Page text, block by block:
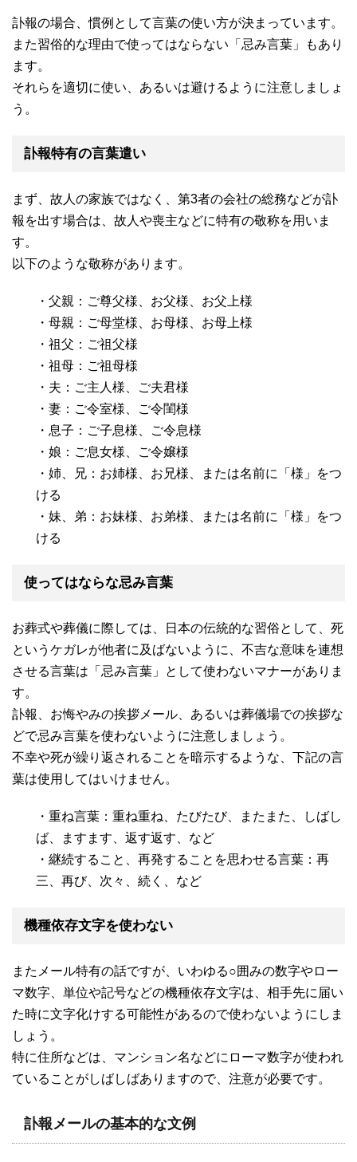
訃報の場合、慣例として言葉の使い方が決まっています。
また習俗的な理由で使ってはならない「忌み言葉」もあり
ます。
それらを適切に使い、あるいは避けるように注意しましょ
う。
訃報特有の言葉遣い
まず、故人の家族ではなく、第3者の会社の総務などが訃
報を出す場合は、故人や喪主などに特有の敬称を用いま
す。
以下のような敬称があります。
・父親：ご尊父様、お父様、お父上様
・母親：ご母堂様、お母様、お母上様
・祖父：ご祖父様
・祖母：ご祖母様
・夫：ご主人様、ご夫君様
・妻：ご令室様、ご令閨様
・息子：ご子息様、ご令息様
・娘：ご息女様、ご令嬢様
・姉、兄：お姉様、お兄様、または名前に「様」をつ
ける
・妹、弟：お妹様、お弟様、または名前に「様」をつ
ける
使ってはならな忌み言葉
お葬式や葬儀に際しては、日本の伝統的な習俗として、死
というケガレが他者に及ばないように、不吉な意味を連想
させる言葉は「忌み言葉」として使わないマナーがありま
す。
訃報、お悔やみの挨拶メール、あるいは葬儀場での挨拶な
どで忌み言葉を使わないように注意しましょう。
不幸や死が繰り返されることを暗示するような、下記の言
葉は使用してはいけません。
・重ね言葉：重ね重ね、たびたび、またまた、しばし
ば、ますます、返す返す、など
・継続すること、再発することを思わせる言葉：再
三、再び、次々、続く、など
機種依存文字を使わない
またメール特有の話ですが、いわゆる○囲みの数字やロー
マ数字、単位や記号などの機種依存文字は、相手先に届い
た時に文字化けする可能性があるので使わないようにしま
しょう。
特に住所などは、マンション名などにローマ数字が使われ
ていることがしばしばありますので、注意が必要です。
訃報メールの基本的な文例